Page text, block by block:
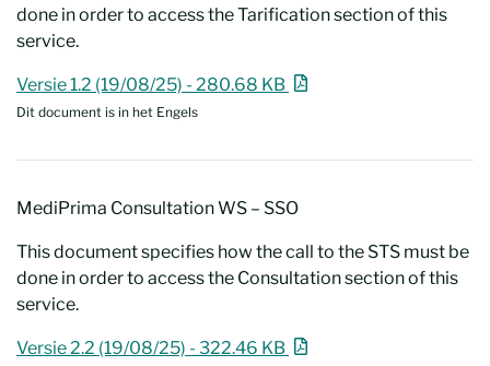
done in order to access the Tarification section of this
service.
MediPrima WS MyCareNet Tarification SSO
Versie 1.2 (19/08/25) - 280.68 KB Nieuw venster
Dit document is in het Engels
MediPrima Consultation WS – SSO
This document specifies how the call to the STS must be
done in order to access the Consultation section of this
service.
MediPrima Consultation WS – SSO
Versie 2.2 (19/08/25) - 322.46 KB Nieuw venster